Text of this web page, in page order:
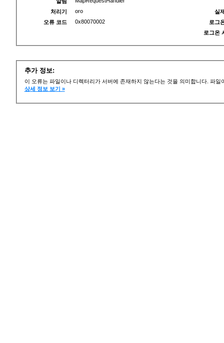
처리기
oro
오류 코드
0x80070002
실
로그
로그온
추가 정보:
이 오류는 파일이나 디렉터리가 서버에 존재하지 않는다는 것을 의미합니다. 파
상세 정보 보기 »